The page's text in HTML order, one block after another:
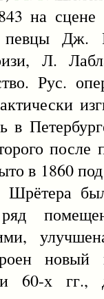
на сцене
певцы Дж.
Л.
Рус.
в
в 1860
60-х гг.,